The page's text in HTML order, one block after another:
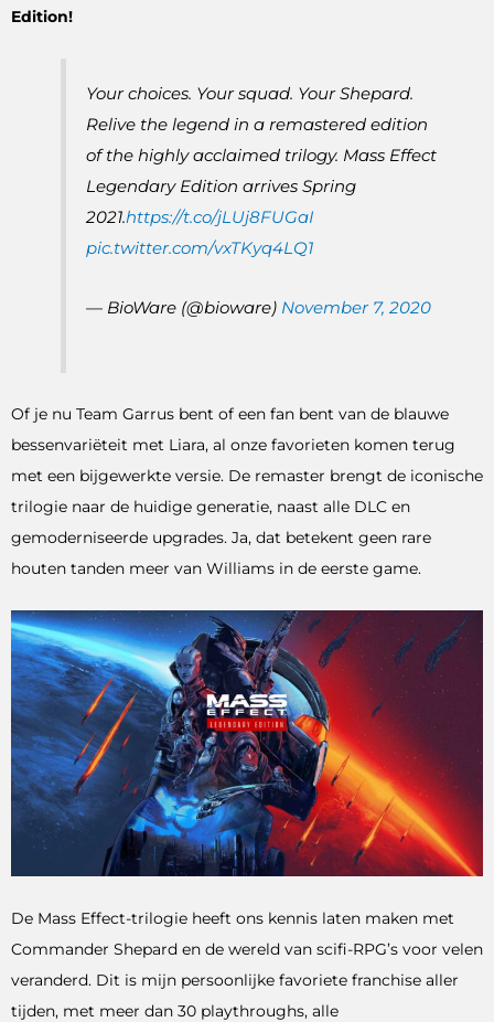
Edition!
Your choices. Your squad. Your Shepard.
Relive the legend in a remastered edition
of the highly acclaimed trilogy. Mass Effect
Legendary Edition arrives Spring
2021.https://t.co/jLUj8FUGaI
pic.twitter.com/vxTKyq4LQ1
— BioWare (@bioware) November 7, 2020
Of je nu Team Garrus bent of een fan bent van de blauwe
bessenvariëteit met Liara, al onze favorieten komen terug
met een bijgewerkte versie. De remaster brengt de iconische
trilogie naar de huidige generatie, naast alle DLC en
gemoderniseerde upgrades. Ja, dat betekent geen rare
houten tanden meer van Williams in de eerste game.
De Mass Effect-trilogie heeft ons kennis laten maken met
Commander Shepard en de wereld van scifi-RPG’s voor velen
veranderd. Dit is mijn persoonlijke favoriete franchise aller
tijden, met meer dan 30 playthroughs, alle